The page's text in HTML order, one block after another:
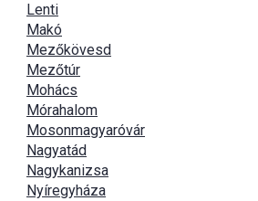
Lenti
Makó
Mezőkövesd
Mezőtúr
Mohács
Mórahalom
Mosonmagyaróvár
Nagyatád
Nagykanizsa
Nyíregyháza